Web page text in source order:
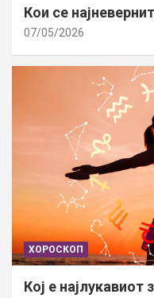
Кои се
07/05/2026
ХОРОСКОП
Кој е најлукавиот